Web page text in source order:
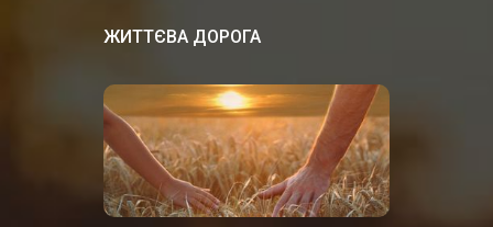
ЖИТТЄВА ДОРОГА